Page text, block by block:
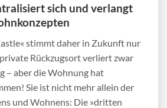
sich und verlangt
stimmt daher in Zukunft nur
Rückzugsort verliert zwar
– aber die Wohnung hat
Sie ist nicht mehr allein der
und Wohnens: Die »dritten